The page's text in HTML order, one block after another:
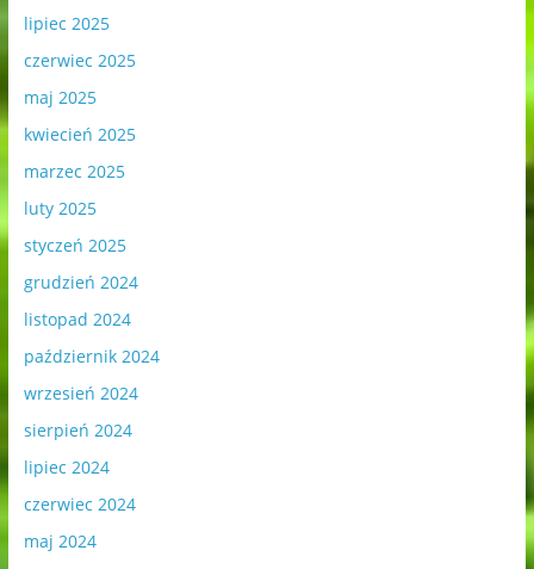
lipiec 2025
czerwiec 2025
maj 2025
kwiecień 2025
marzec 2025
luty 2025
styczeń 2025
grudzień 2024
listopad 2024
październik 2024
wrzesień 2024
sierpień 2024
lipiec 2024
czerwiec 2024
maj 2024